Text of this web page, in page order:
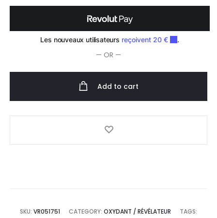
— OR —
Add to cart
SKU: VR051751 CATEGORY: OXYDANT / RÉVÉLATEUR
TAGS: